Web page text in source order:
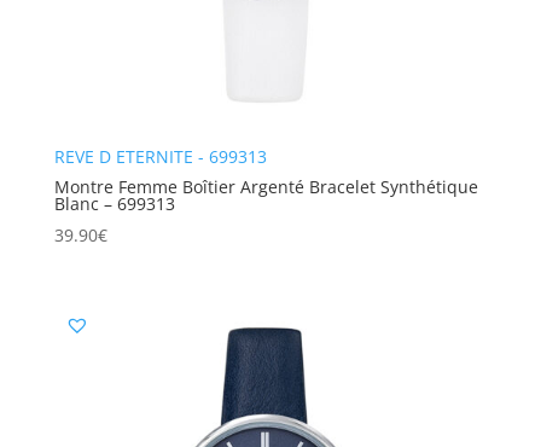
REVE D ETERNITE - 699313
Montre Femme Boîtier Argenté Bracelet Synthétique
Blanc – 699313
39.90€